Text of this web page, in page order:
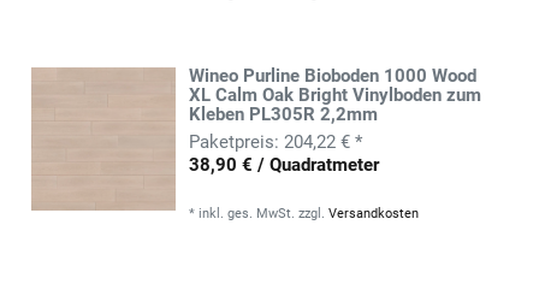
Wineo Purline Bioboden 1000 Wood
XL Calm Oak Bright Vinylboden zum
Kleben PL305R 2,2mm
204,22 € *
38,90 € / Quadratmeter
* inkl. ges. MwSt. zzgl.Versandkosten